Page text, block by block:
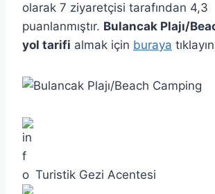
olarak 7 ziyaretçisi tarafından 4,3
puanlanmıştır. Bulancak Plajı/
yol tarifi almak için buraya
Turistik Gezi Acentesi